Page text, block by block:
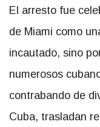
El arresto fue
de Miami como
incautado, sino
numerosos
contrabando de
Cuba, trasladan